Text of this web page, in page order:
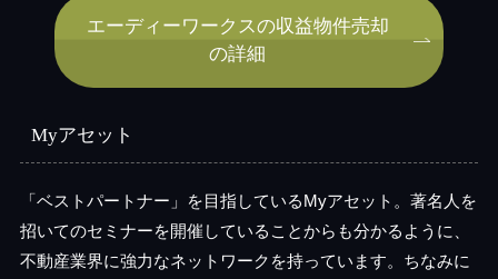
エーディーワークスの収益物件売却
の詳細
Myアセット
「ベストパートナー」を目指しているMyアセット。著名人を
招いてのセミナーを開催していることからも分かるように、
不動産業界に強力なネットワークを持っています。ちなみに